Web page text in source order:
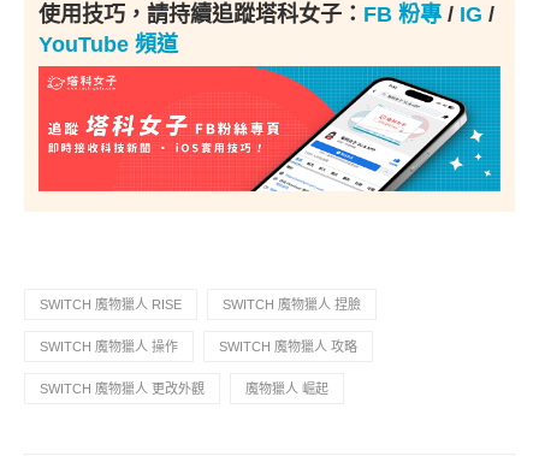
使用技巧，請持續追蹤塔科女子： FB 粉專 / IG /
YouTube 頻道
SWITCH 魔物獵人 RISE SWITCH 魔物獵人 捏臉
SWITCH 魔物獵人 操作 SWITCH 魔物獵人 攻略
SWITCH 魔物獵人 更改外觀 魔物獵人 崛起